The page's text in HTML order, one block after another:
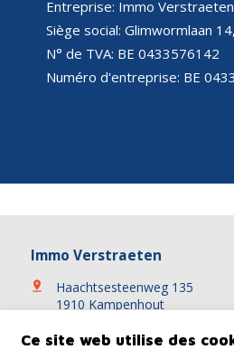
Entreprise: Immo
Siège social: Glimwormlaan
N° de TVA: BE 0433576142
Numéro d'entreprise: BE
Immo Verstraeten
Haachtsesteenweg 135
1910 Kampenhout
+32 16 65 51 41
Ce site web utilise des